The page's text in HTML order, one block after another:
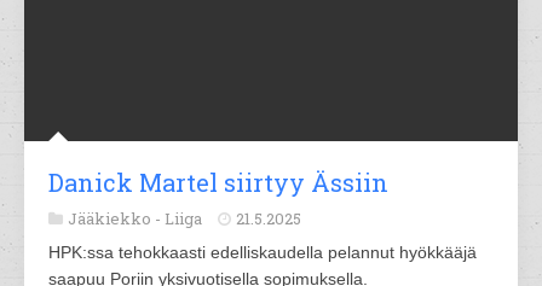
Danick Martel siirtyy Ässiin
Jääkiekko - Liiga 21.5.2025
HPK:ssa tehokkaasti edelliskaudella pelannut hyökkääjä
saapuu Poriin yksivuotisella sopimuksella.